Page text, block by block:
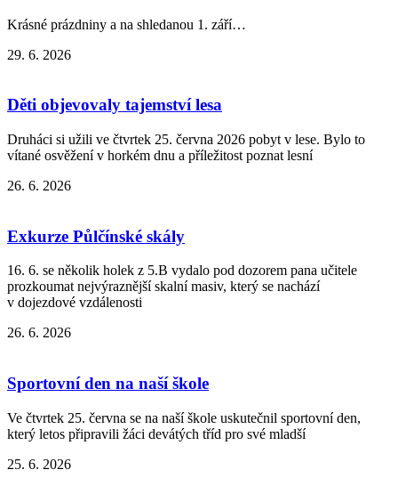
Krásné prázdniny a na shledanou 1. září…
29. 6. 2026
Děti objevovaly tajemství lesa
Druháci si užili ve čtvrtek 25. června 2026 pobyt v lese. Bylo to
vítané osvěžení v horkém dnu a příležitost poznat lesní
26. 6. 2026
Exkurze Půlčínské skály
16. 6. se několik holek z 5.B vydalo pod dozorem pana učitele
prozkoumat nejvýraznější skalní masiv, který se nachází
v dojezdové vzdálenosti
26. 6. 2026
Sportovní den na naší škole
Ve čtvrtek 25. června se na naší škole uskutečnil sportovní den,
který letos připravili žáci devátých tříd pro své mladší
25. 6. 2026